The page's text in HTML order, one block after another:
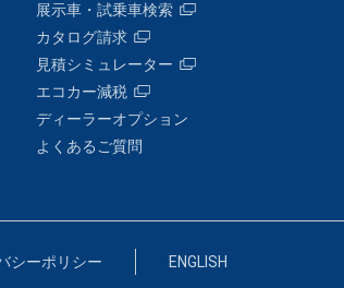
展示車・試乗車検索
カタログ請求
見積シミュレーター
エコカー減税
ディーラーオプション
よくあるご質問
シーポリシー ENGLISH